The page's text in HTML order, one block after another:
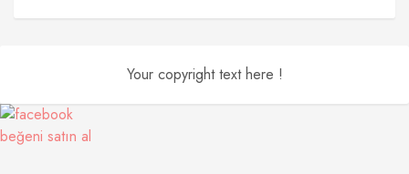
Your copyright text here !